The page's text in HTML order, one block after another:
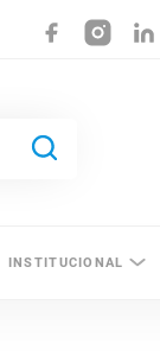
INSTITUCIONAL